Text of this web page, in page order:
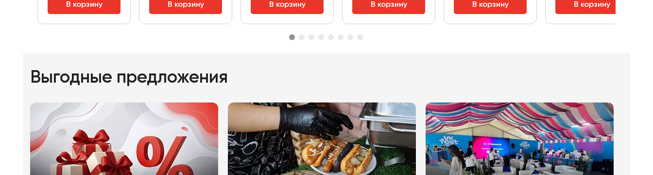
В корзину В корзину В корзину В корзину В корзину В корзину
Выгодные предложения